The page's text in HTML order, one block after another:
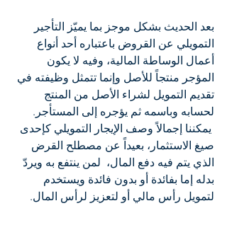
بعد الحديث بشكل موجز بما يميّز التأجير
التمويلي عن القروض باعتباره أحد أنواع
أعمال الوساطة المالية، وفيه لا يكون
المؤجر منتجاً للأصل وإنما تتمثل وظيفته في
تقديم التمويل لشراء الأصل من المنتج
لحسابه وباسمه ثم يؤجره إلى المستأجر.
يمكننا إجمالاً وصف الإيجار التمويلي كإحدى
صيغ الاستثمار، بعيداً عن مصطلح القرض
الذي يتم فيه دفع المال،  لمن ينتفع به ويردّ
بدله إما بفائدة أو بدون فائدة ويستخدم
لتمويل رأس مالي أو لتعزيز لرأس المال.